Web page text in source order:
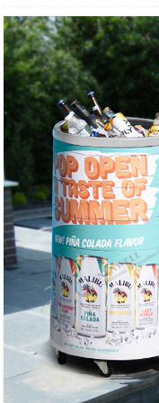
artístic.
Servir begudes a
Temperatura controlable
Es manté fred sense
La seva mida petita
L'exterior es pot
Es pot utilitzar com a
vostra marca.
La tapa de vidre té un
Cistella extraïble per
Ve amb 4 rodes per